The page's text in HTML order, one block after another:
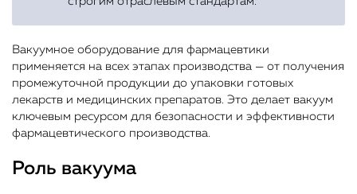
Вакуумное оборудование для фармацевтики
применяется на всех этапах производства — от получения
промежуточной продукции до упаковки готовых
лекарств и медицинских препаратов. Это делает вакуум
ключевым ресурсом для безопасности и эффективности
фармацевтического производства.
Роль вакуума